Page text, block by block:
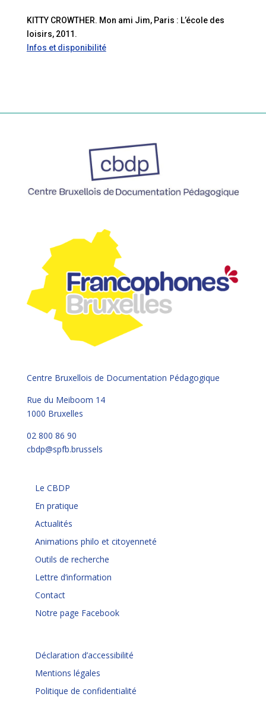
KITTY CROWTHER. Mon ami Jim, Paris : L’école des
loisirs, 2011.
Infos et disponibilité
Centre Bruxellois de Documentation Pédagogique
Rue du Meiboom 14
1000 Bruxelles
02 800 86 90
cbdp@spfb.brussels
Le CBDP
En pratique
Actualités
Animations philo et citoyenneté
Outils de recherche
Lettre d’information
Contact
Notre page Facebook
Déclaration d’accessibilité
Mentions légales
Politique de confidentialité